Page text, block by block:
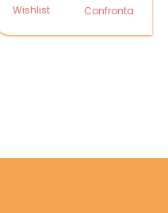
Wishlist Confronta